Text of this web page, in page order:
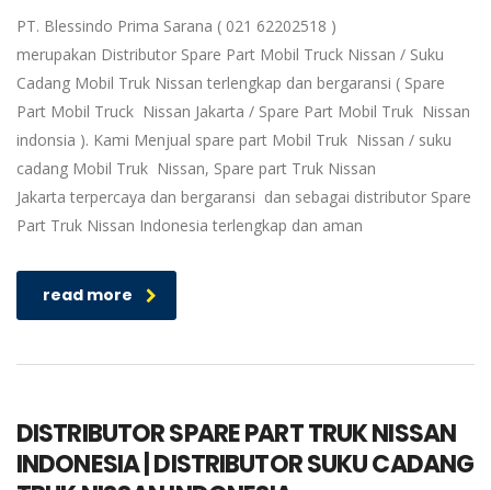
PT. Blessindo Prima Sarana ( 021 62202518 )
merupakan Distributor Spare Part Mobil Truck Nissan / Suku
Cadang Mobil Truk Nissan terlengkap dan bergaransi ( Spare
Part Mobil Truck Nissan Jakarta / Spare Part Mobil Truk Nissan
indonsia ). Kami Menjual spare part Mobil Truk Nissan / suku
cadang Mobil Truk Nissan, Spare part Truk Nissan
Jakarta terpercaya dan bergaransi dan sebagai distributor Spare
Part Truk Nissan Indonesia terlengkap dan aman
read more
DISTRIBUTOR SPARE PART TRUK NISSAN
INDONESIA | DISTRIBUTOR SUKU CADANG